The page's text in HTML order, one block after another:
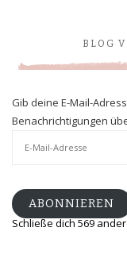
BLOG
Gib deine E-Mail-
Benachrichtigungen
ABONNIEREN
Schließe dich 569